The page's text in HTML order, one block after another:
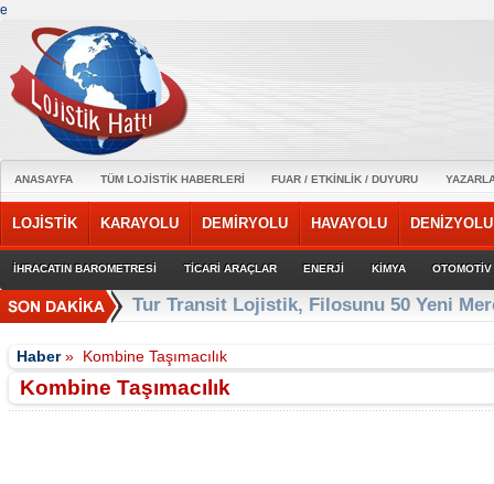
e
ANASAYFA TÜM LOJİSTİK HABERLERİ FUAR / ETKİNLİK / DUYURU
LOJİSTİK KARAYOLU DEMİRYOLU HAVAYOLU DENİZYOLU
İHRACATIN BAROMETRESİ TİCARİ ARAÇLAR ENERJİ KİMYA OTOMOTİV
Ege Bölgesi'nin ilk Renault Trucks
Haber» Kombine Taşımacılık
Kombine Taşımacılık